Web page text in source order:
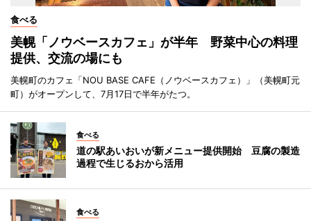
食べる
美幌「ノウベースカフェ」が半年 野菜中心の料理
提供、交流の場にも
美幌町のカフェ「NOU BASE CAFE（ノウベースカフェ）」（美幌町元
町）がオープンして、7月17日で半年がたつ。
食べる
道の駅あいおいが新メニュー提供開始 豆腐の製造
過程で生じるおから活用
食べる